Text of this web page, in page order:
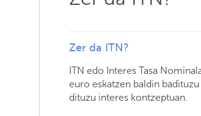
Zer da ITN?
ITN edo Interes Tasa
euro eskatzen baldin
dituzu interes kontzeptuan.